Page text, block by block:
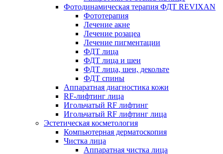
Фотодинамическая терапия ФДТ REVIXAN
Фототерапия
Лечение акне
Лечение розацеа
Лечение пигментации
ФДТ лица
ФДТ лица и шеи
ФДТ лица, шеи, декольте
ФДТ спины
Аппаратная диагностика кожи
RF-лифтинг лица
Игольчатый RF лифтинг
Игольчатый RF лифтинг лица
Эстетическая косметология
Компьютерная дерматоскопия
Чистка лица
Аппаратная чистка лица